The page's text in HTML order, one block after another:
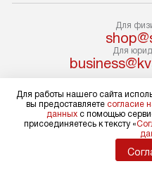
с менеджером. За эту
взиматься
Обратите внимание на
холодильника не
пронести его через
сотрудники
не имеют права
демонтаж дверцы, ручек
Для
Для
НАПИСАТЬ
Политика
Для работы нашего сайта
вы предоставляете согласие
данных с помощью
присоединяетесь к тексту «